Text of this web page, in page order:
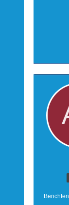
Berichten